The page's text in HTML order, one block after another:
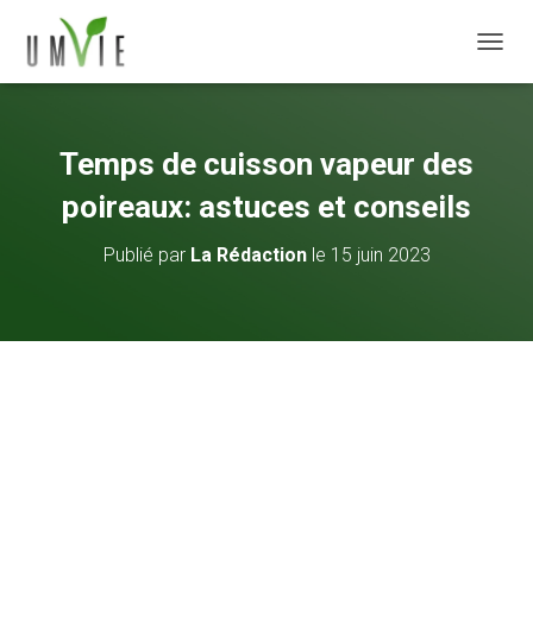
Temps de cuisson vapeur des
poireaux: astuces et conseils
Publié par La Rédactionle 15 juin 2023